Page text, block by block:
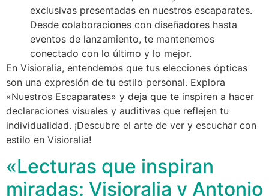
exclusivas presentadas en nuestros escaparates.
Desde colaboraciones con diseñadores hasta
eventos de lanzamiento, te mantenemos
conectado con lo último y lo mejor.
En Visioralia, entendemos que tus elecciones ópticas
son una expresión de tu estilo personal. Explora
«Nuestros Escaparates» y deja que te inspiren a hacer
declaraciones visuales y auditivas que reflejen tu
individualidad. ¡Descubre el arte de ver y escuchar con
estilo en Visioralia!
«Lecturas que inspiran
miradas: Visioralia y Antonio